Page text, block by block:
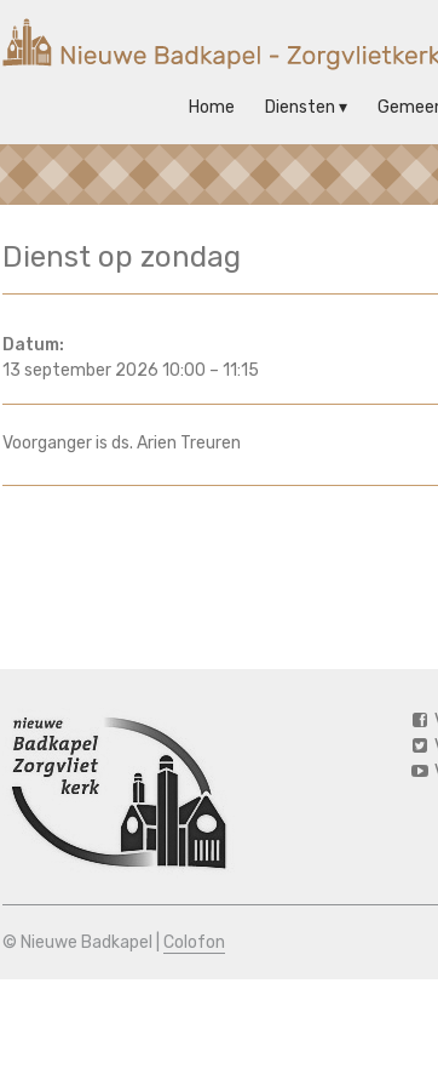
Nieuwe
Kerk
op
Home Diensten
Dienst op zondag
Datum:
13 september 2026 10:00 – 11:15
Voorganger is ds. Arien Treuren
© Nieuwe Badkapel | Colofon